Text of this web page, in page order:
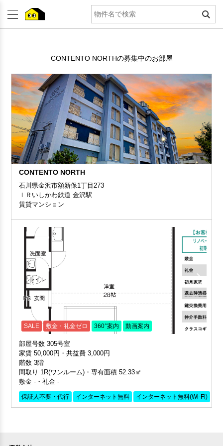
CONTENTO NORTHの募集中のお部屋
CONTENTO NORTH
石川県金沢市額新保1丁目273
ＩＲいしかわ鉄道 金沢駅
賃貸マンション
SALE 敷金・礼金ゼロ 360°案内 動画案内
部屋号数 305号室
家賃 50,000円・共益費 3,000円
階数 3階
間取り 1R(ワンルーム)・専有面積 52.33㎡
敷金 -・礼金 -
保証人不要・代行 インターネット無料 インターネット無料(Wi-Fi)